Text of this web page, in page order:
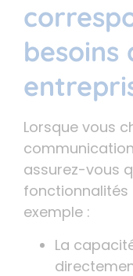
besoins
Lorsque vous
assurez-vous
fonctionnalités
exemple :
La